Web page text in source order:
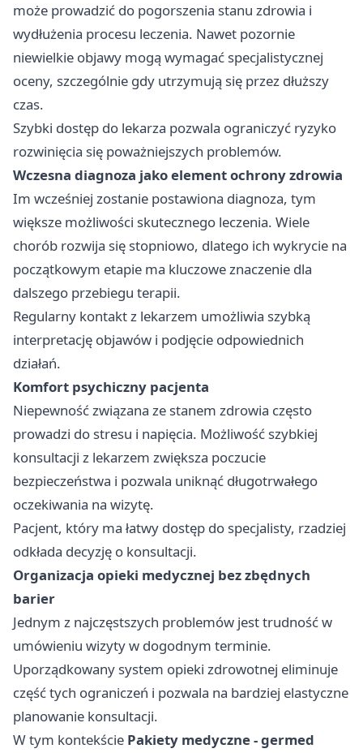
może prowadzić do pogorszenia stanu zdrowia i
wydłużenia procesu leczenia. Nawet pozornie
niewielkie objawy mogą wymagać specjalistycznej
oceny, szczególnie gdy utrzymują się przez dłuższy
czas.
Szybki dostęp do lekarza pozwala ograniczyć ryzyko
rozwinięcia się poważniejszych problemów.
Wczesna diagnoza jako element ochrony zdrowia
Im wcześniej zostanie postawiona diagnoza, tym
większe możliwości skutecznego leczenia. Wiele
chorób rozwija się stopniowo, dlatego ich wykrycie na
początkowym etapie ma kluczowe znaczenie dla
dalszego przebiegu terapii.
Regularny kontakt z lekarzem umożliwia szybką
interpretację objawów i podjęcie odpowiednich
działań.
Komfort psychiczny pacjenta
Niepewność związana ze stanem zdrowia często
prowadzi do stresu i napięcia. Możliwość szybkiej
konsultacji z lekarzem zwiększa poczucie
bezpieczeństwa i pozwala uniknąć długotrwałego
oczekiwania na wizytę.
Pacjent, który ma łatwy dostęp do specjalisty, rzadziej
odkłada decyzję o konsultacji.
Organizacja opieki medycznej bez zbędnych
barier
Jednym z najczęstszych problemów jest trudność w
umówieniu wizyty w dogodnym terminie.
Uporządkowany system opieki zdrowotnej eliminuje
część tych ograniczeń i pozwala na bardziej elastyczne
planowanie konsultacji.
W tym kontekście Pakiety medyczne - germed